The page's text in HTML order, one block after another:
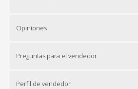
Opiniones
Preguntas para el vendedor
Perfil de vendedor